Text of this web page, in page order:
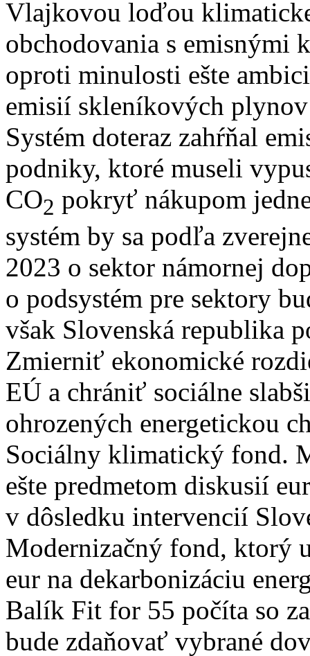
Vlajkovou loďou
obchodovania s emisnými
oproti minulosti ešte
emisií skleníkových
Systém doteraz zahŕňal
podniky, ktoré museli
CO2 pokryť nákupom
systém by sa podľa
2023 o sektor námornej
o podsystém pre sektory
však Slovenská republika
Zmierniť ekonomické
EÚ a chrániť sociálne
ohrozených energetickou
Sociálny klimatický fond.
ešte predmetom diskusií
v dôsledku intervencií
Modernizačný fond, ktorý
eur na dekarbonizáciu
Balík Fit for 55 počíta so
bude zdaňovať vybrané